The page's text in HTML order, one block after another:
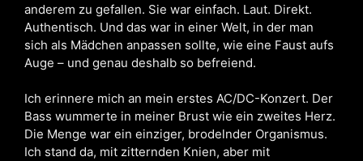
anderem zu gefallen. Sie war einfach. Laut. Direkt.
Authentisch. Und das war in einer Welt, in der man
sich als Mädchen anpassen sollte, wie eine Faust aufs
Auge – und genau deshalb so befreiend.
Ich erinnere mich an mein erstes AC/DC-Konzert. Der
Bass wummerte in meiner Brust wie ein zweites Herz.
Die Menge war ein einziger, brodelnder Organismus.
Ich stand da, mit zitternden Knien, aber mit